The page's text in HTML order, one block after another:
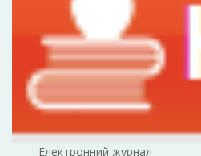
Електронний журнал